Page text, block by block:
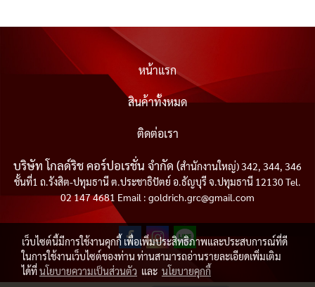
หน้าแรก
สินค้าทั้งหมด
ติดต่อเรา
บริษัท โกลด์ริช คอร์ปอเรชั่น จำกัด (สำนักงานใหญ่) 342, 344, 346
ชั้นที่1 ถ.รังสิต-ปทุมธานี ต.ประชาธิปัตย์ อ.ธัญบุรี จ.ปทุมธานี 12130 Tel.
02 147 4681 Email : goldrich.grc@gmail.com
เว็บไซต์นี้มีการใช้งานคุกกี้ เพื่อเพิ่มประสิทธิภาพและประสบการณ์ที่ดี
ในการใช้งานเว็บไซต์ของท่าน ท่านสามารถอ่านรายละเอียดเพิ่มเติม
ได้ที่นโยบายความเป็นส่วนตัว และ นโยบายคุกกี้